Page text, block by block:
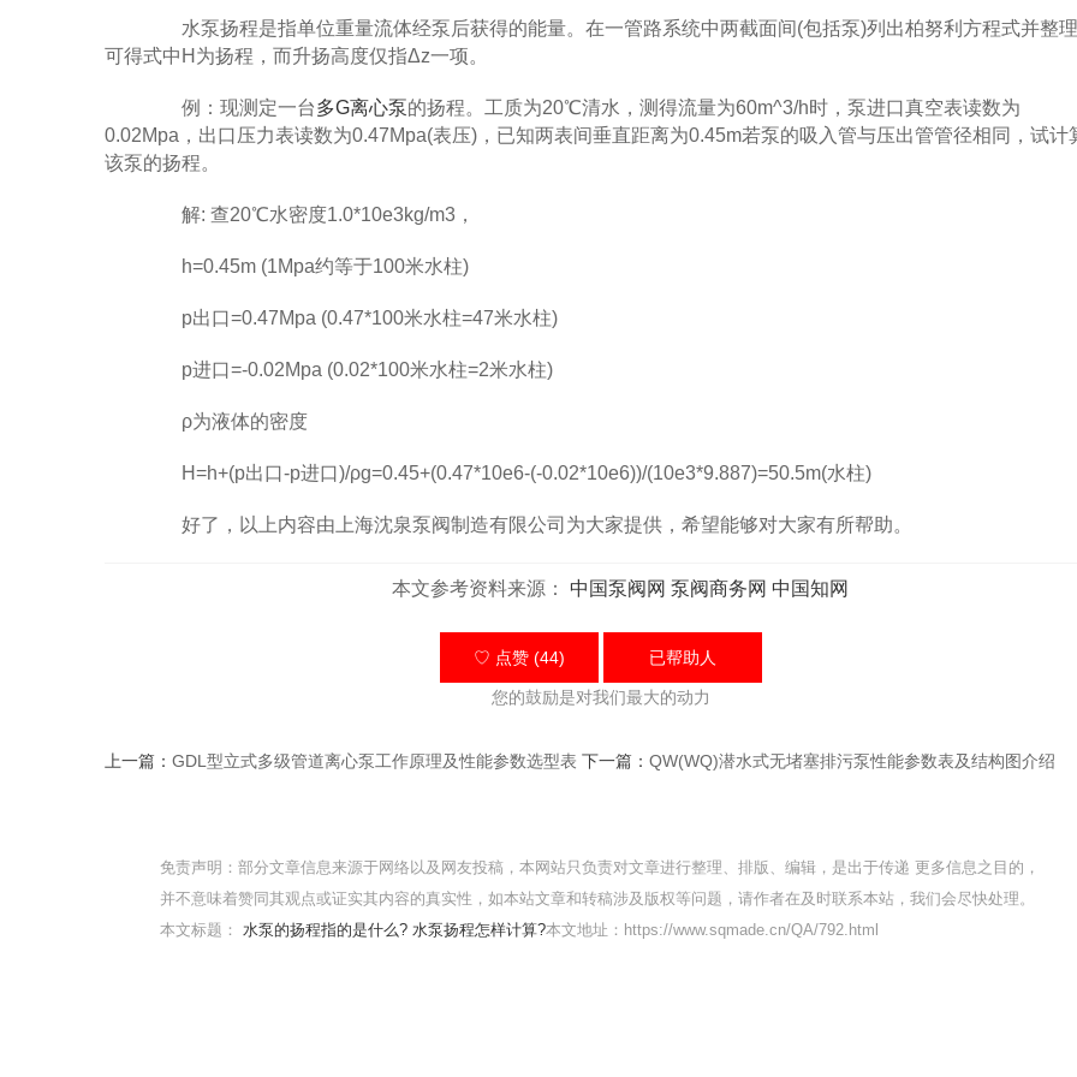
水泵扬程是指单位重量流体经泵后获得的能量。在一管路系统中两截面间(包括泵)列出柏努利方程式并整理
可得式中H为扬程，而升扬高度仅指Δz一项。
例：现测定一台多G离心泵的扬程。工质为20℃清水，测得流量为60m^3/h时，泵进口真空表读数为
0.02Mpa，出口压力表读数为0.47Mpa(表压)，已知两表间垂直距离为0.45m若泵的吸入管与压出管管径相同，试计
该泵的扬程。
解: 查20℃水密度1.0*10e3kg/m3，
h=0.45m (1Mpa约等于100米水柱)
p出口=0.47Mpa (0.47*100米水柱=47米水柱)
p进口=-0.02Mpa (0.02*100米水柱=2米水柱)
ρ为液体的密度
H=h+(p出口-p进口)/ρg=0.45+(0.47*10e6-(-0.02*10e6))/(10e3*9.887)=50.5m(水柱)
好了，以上内容由上海沈泉泵阀制造有限公司为大家提供，希望能够对大家有所帮助。
本文参考资料来源： 中国泵阀网 泵阀商务网 中国知网
♡ 点赞 (44) 已帮助人
您的鼓励是对我们最大的动力
上一篇： GDL型立式多级管道离心泵工作原理及性能参数选型表 下一篇： QW(WQ)潜水式无堵塞排污泵性能参数表及结构图介绍
免责声明：部分文章信息来源于网络以及网友投稿，本网站只负责对文章进行整理、排版、编辑，是出于传递 更多信息之目的，
并不意味着赞同其观点或证实其内容的真实性，如本站文章和转稿涉及版权等问题，请作者在及时联系本站，我们会尽快处理。
本文标题： 水泵的扬程指的是什么? 水泵扬程怎样计算?本文地址：https://www.sqmade.cn/QA/792.html